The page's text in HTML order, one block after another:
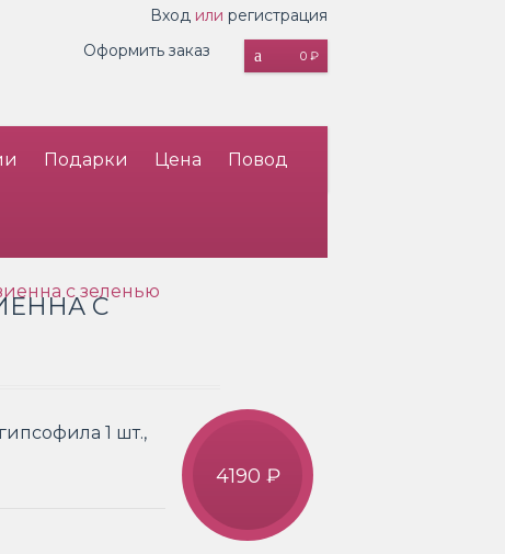
Вход или регистрация
0 ₽
Оформить заказ
Подарки Цена Повод
с зеленью
С
1 шт.,
4190 ₽